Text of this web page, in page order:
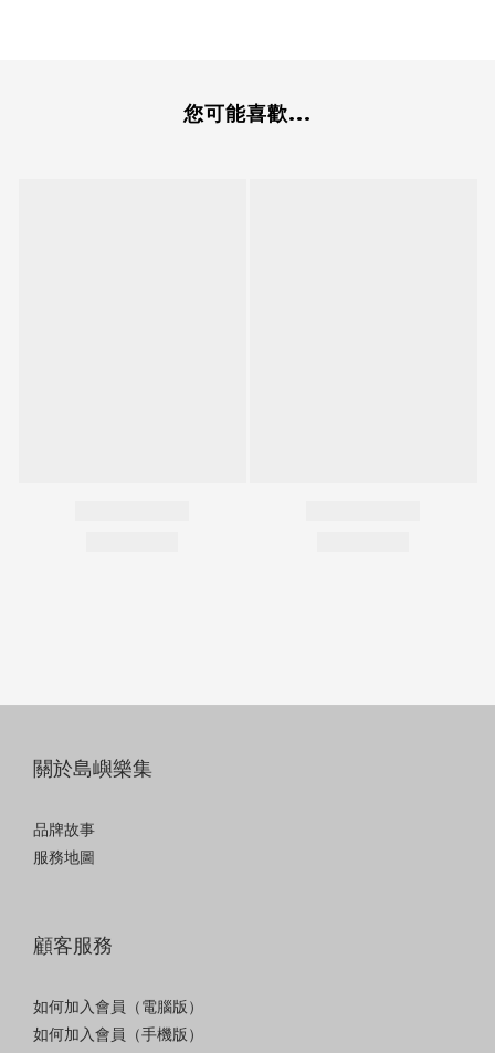
您可能喜歡...
關於島嶼樂集
品牌故事
服務地圖
顧客服務
如何加入會員（電腦版）
如何加入會員（手機版）